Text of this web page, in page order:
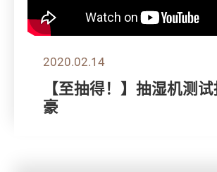
2020.02.14
【至抽得！】抽湿机测
豪